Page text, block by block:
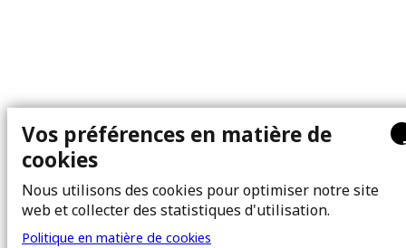
Vos préférences en matière de
cookies
Nous utilisons des cookies pour optimiser notre site
web et collecter des statistiques d'utilisation.
Politique en matière de cookies